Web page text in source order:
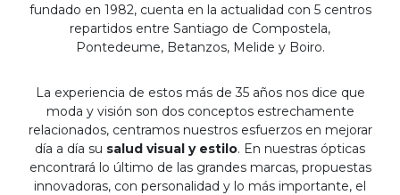
fundado en 1982, cuenta en la actualidad con 5 centros
repartidos entre Santiago de Compostela,
Pontedeume, Betanzos, Melide y Boiro.
La experiencia de estos más de 35 años nos dice que
moda y visión son dos conceptos estrechamente
relacionados, centramos nuestros esfuerzos en mejorar
día a día su salud visual y estilo. En nuestras ópticas
encontrará lo último de las grandes marcas, propuestas
innovadoras, con personalidad y lo más importante, el